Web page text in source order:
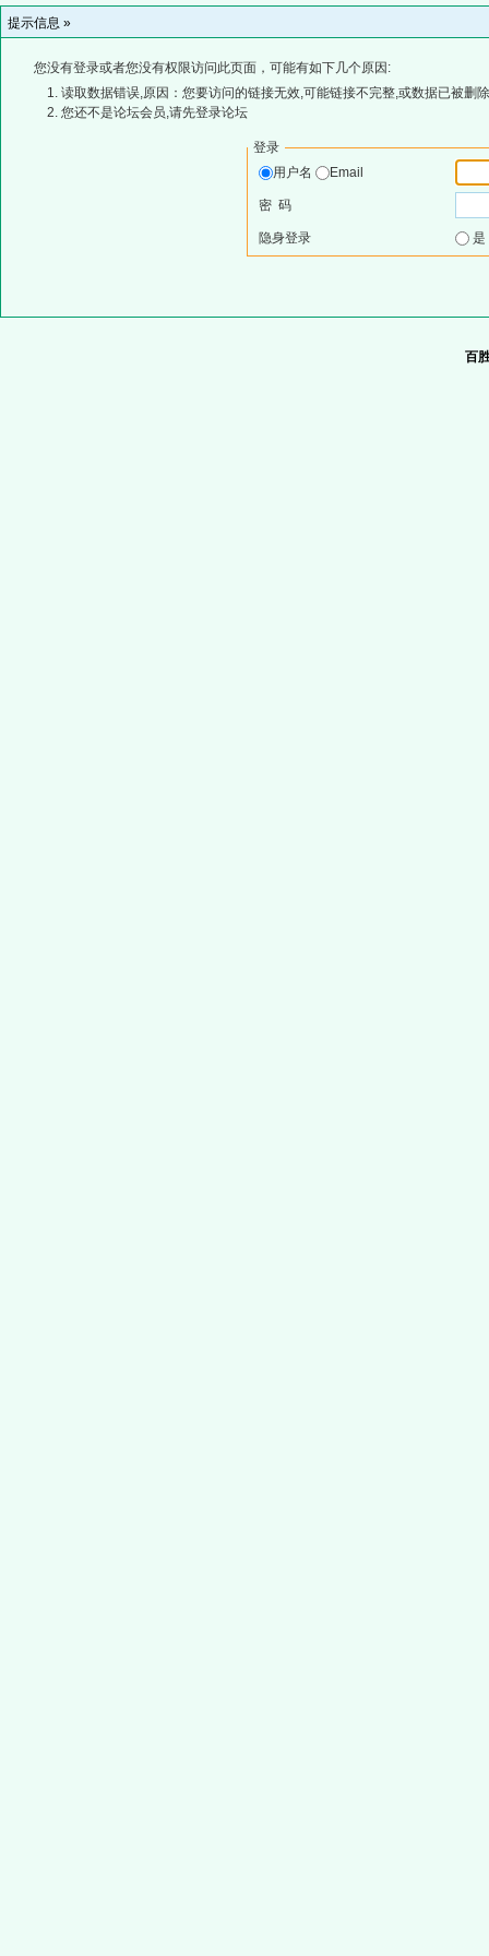
提示信息 »
您没有登录或者您没有权限访问此页面，可能有如下几个原因:
读取数据错误,原因：您要访问的链接无效,可能链接不完整,或数据已被删
您还不是论坛会员,请先登录论坛
登录
用户名
Email
密 码
隐身登录
百